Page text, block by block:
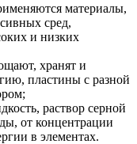
материалы,
сред,
и низких
хранят и
пластины с разной
раствор серной
от концентрации
в элементах.